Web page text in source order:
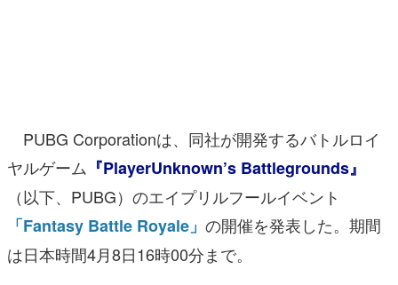
アプリレビュー
その他
電ファミニコゲーマーとは？
運営：株式会社マレ
PUBG Corporationは、同社が開発するバトルロイ
ヤルゲーム 『PlayerUnknown’s Battlegrounds』
（以下、PUBG）のエイプリルフールイベント
「Fantasy Battle Royale」 の開催を発表した。期間
は日本時間4月8日16時00分まで。